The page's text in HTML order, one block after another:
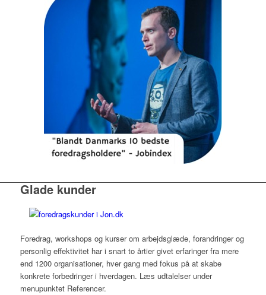
Glade kunder
Foredrag, workshops og kurser om arbejdsglæde, forandringer og
personlig effektivitet har i snart to årtier givet erfaringer fra mere
end 1200 organisationer, hver gang med fokus på at skabe
konkrete forbedringer i hverdagen. Læs udtalelser under
menupunktet Referencer.